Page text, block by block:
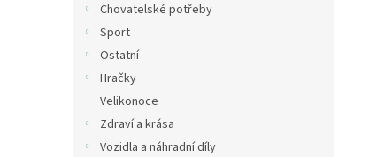
Chovatelské potřeby
Sport
Ostatní
Hračky
Velikonoce
Zdraví a krása
Vozidla a náhradní díly